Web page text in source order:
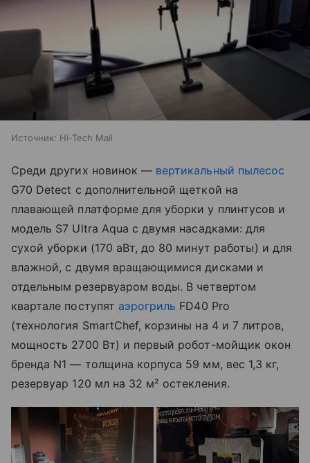
Источник: Hi-Tech Mail
Среди других новинок — вертикальный пылесос
G70 Detect с дополнительной щеткой на
плавающей платформе для уборки у плинтусов и
модель S7 Ultra Aqua с двумя насадками: для
сухой уборки (170 аВт, до 80 минут работы) и для
влажной, с двумя вращающимися дисками и
отдельным резервуаром воды. В четвертом
квартале поступят аэрогриль FD40 Pro
(технология SmartChef, корзины на 4 и 7 литров,
мощность 2700 Вт) и первый робот-мойщик окон
бренда N1 — толщина корпуса 59 мм, вес 1,3 кг,
резервуар 120 мл на 32 м² остекления.